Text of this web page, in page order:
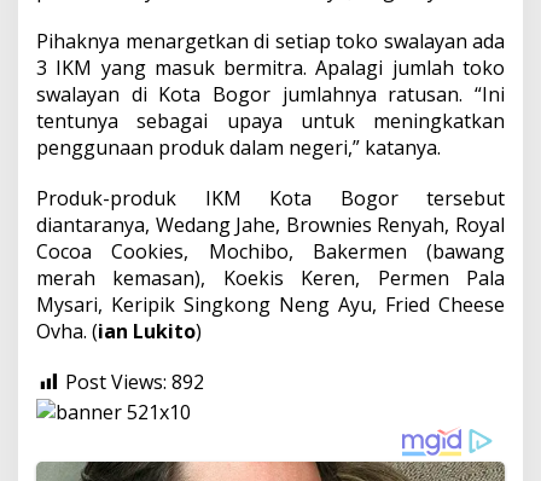
Pihaknya menargetkan di setiap toko swalayan ada
3 IKM yang masuk bermitra. Apalagi jumlah toko
swalayan di Kota Bogor jumlahnya ratusan. “Ini
tentunya sebagai upaya untuk meningkatkan
penggunaan produk dalam negeri,” katanya.
Produk-produk IKM Kota Bogor tersebut
diantaranya, Wedang Jahe, Brownies Renyah, Royal
Cocoa Cookies, Mochibo, Bakermen (bawang
merah kemasan), Koekis Keren, Permen Pala
Mysari, Keripik Singkong Neng Ayu, Fried Cheese
Ovha. (ian Lukito)
Post Views: 892